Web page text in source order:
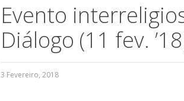
Evento
Diálogo (11 fev.